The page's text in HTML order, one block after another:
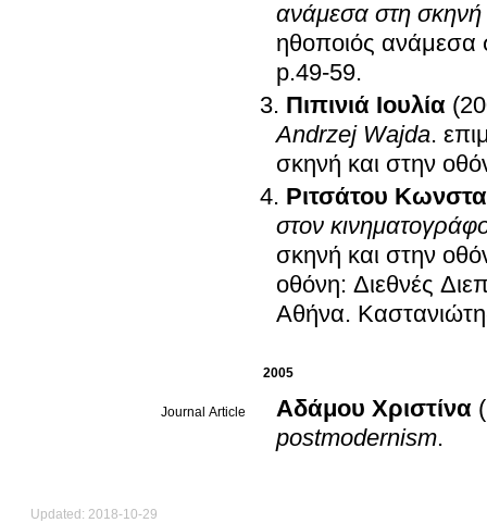
ανάμεσα στη σκηνή
ηθοποιός ανάμεσα
p.49-59.
Πιπινιά Ιουλία
Andrzej Wajda.
σκηνή και στην
Ριτσάτου
στον
σκηνή και στην
οθόνη: Διεθνές
Αθήνα.
2005
Journal Article Αδάμου Χριστίνα
postmodernism.
Updated: 2018-10-29